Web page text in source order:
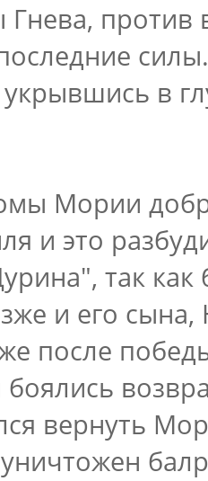
против
укрывшись в
Мории
и это
так
и его
после
вернуть